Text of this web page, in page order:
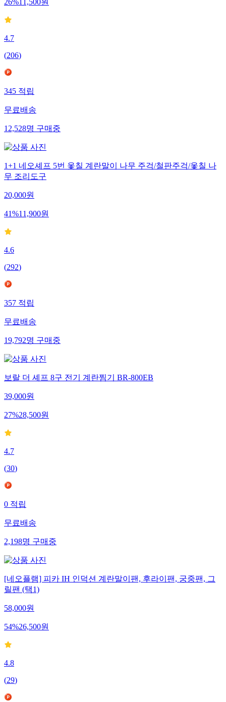
26%11,500원
4.7
(206)
345적립
무료배송
12,528명구매중
1+1 네오셰프 5번 옻칠 계란말이 나무 주걱/철판주걱/옻칠 나
무 조리도구
20,000원
41%11,900원
4.6
(292)
357적립
무료배송
19,792명구매중
보랄 더 셰프 8구 전기 계란찜기 BR-800EB
39,000원
27%28,500원
4.7
(30)
0적립
무료배송
2,198명구매중
[네오플램] 피카 IH 인덕션 계란말이팬, 후라이팬, 궁중팬, 그
릴팬 (택1)
58,000원
54%26,500원
4.8
(29)